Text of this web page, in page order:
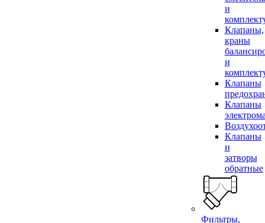
и
Клапаны,
краны
и
Клапаны
Клапаны
Клапаны
и
затворы
обратные
Фильтры,